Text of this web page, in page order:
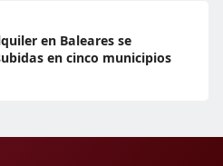
en Baleares se
en cinco municipios